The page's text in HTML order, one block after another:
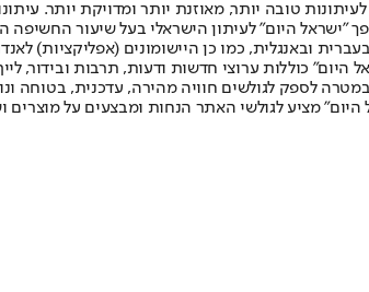
טובה יותר, מאוזנת יותר ומדויקת יותר.
המהדורה המודפסת הראשונה פורסמה ב-30 ביולי 2007, וב-2010 הפך "ישראל
כוללות ערוצי חדשות ודעות, תרבות ובידור,
במטרה לספק לגולשים חוויה מהירה, עדכנית,
מציע לגולשי האתר הנחות ומבצעים על